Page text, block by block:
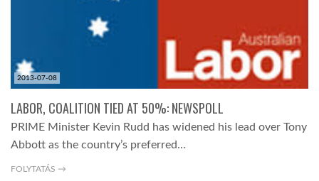
2013-07-08
LABOR, COALITION TIED AT 50%: NEWSPOLL
PRIME Minister Kevin Rudd has widened his lead over Tony
Abbott as the country’s preferred…
FOLYTATÁS →